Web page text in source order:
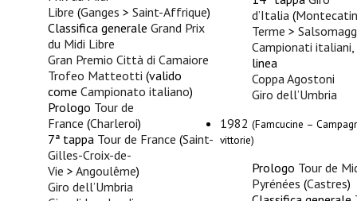
Libre (Ganges > Saint-Affrique)
Classifica generale Grand Prix
du Midi Libre
Gran Premio Città di Camaiore
Trofeo Matteotti (valido
come Campionato italiano)
Prologo Tour de
France (Charleroi)
7ª tappa Tour de France (Saint-
Gilles-Croix-de-
Vie > Angoulême)
Giro dell’Umbria
d’Italia (
Terme >
Campionati italiani
linea
Coppa Agostoni
Giro dell’Umbria
1982 (Famcucine –
vittorie)
Prologo Tour de
Pyrénées (Castres)